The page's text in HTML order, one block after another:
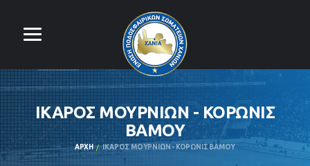
ΙΚΑΡΟΣ ΜΟΥΡΝΙΩΝ - ΚΟΡΩΝΙΣ
ΒΑΜΟΥ
ΑΡΧΉ ΙΚΑΡΟΣ ΜΟΥΡΝΙΩΝ - ΚΟΡΩΝΙΣ ΒΑΜΟΥ